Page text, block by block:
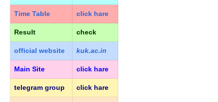
Time Table click hare
Result check
official website kuk.ac.in
Main Site click hare
telegram group click hare